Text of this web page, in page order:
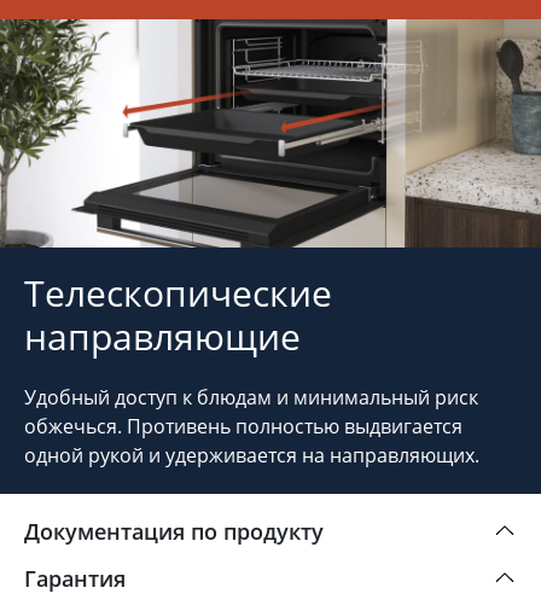
Телескопические
направляющие
Удобный доступ к блюдам и минимальный риск
обжечься. Противень полностью выдвигается
одной рукой и удерживается на направляющих.
Документация по продукту
Гарантия